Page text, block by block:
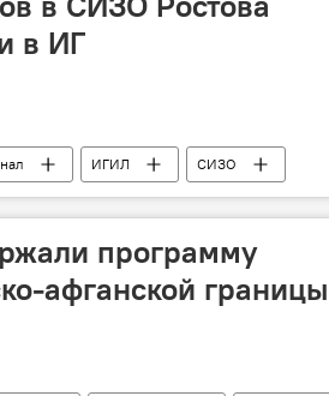
в ИГ
ИГИЛ СИЗО
программу
афганской границы